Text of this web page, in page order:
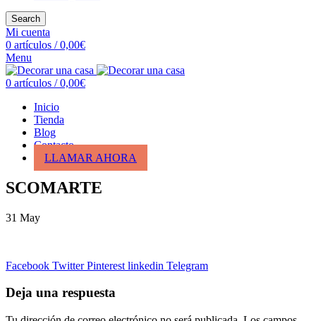
Search
Mi cuenta
0 artículos / 0,00€
Menu
0 artículos / 0,00€
Inicio
Tienda
Blog
Contacto
LLAMAR AHORA
SCOMARTE
31 May
Facebook Twitter Pinterest linkedin Telegram
Deja una respuesta